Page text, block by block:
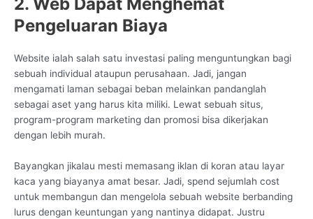
Pengeluaran Biaya
Website ialah salah satu investasi paling menguntungkan bagi
sebuah individual ataupun perusahaan. Jadi, jangan
mengamati laman sebagai beban melainkan pandanglah
sebagai aset yang harus kita miliki. Lewat sebuah situs,
program-program marketing dan promosi bisa dikerjakan
dengan lebih murah.
Bayangkan jikalau mesti memasang iklan di koran atau layar
kaca yang biayanya amat besar. Jadi, spend sejumlah cost
untuk membangun dan mengelola sebuah website berbanding
lurus dengan keuntungan yang nantinya didapat. Justru